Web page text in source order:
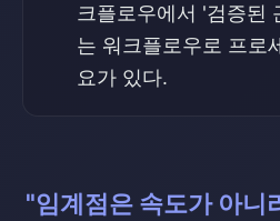
크플로우에서 '검증된
는 워크플로우로 프로
요가 있다.
"임계점은 속도가 아니